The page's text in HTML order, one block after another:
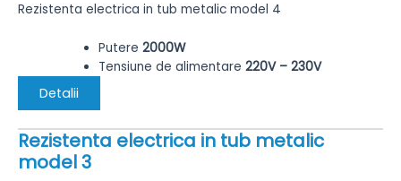
Rezistenta electrica in tub metalic model 4
Putere 2000W
Tensiune de alimentare 220V – 230V
Detalii
Rezistenta electrica in tub metalic
model 3